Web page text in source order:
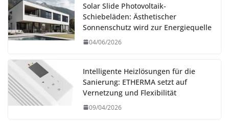
Solar Slide Photovoltaik-
Schiebeläden: Ästhetischer
Sonnenschutz wird zur Energiequelle
04/06/2026
Intelligente Heizlösungen für die
Sanierung: ETHERMA setzt auf
Vernetzung und Flexibilität
09/04/2026